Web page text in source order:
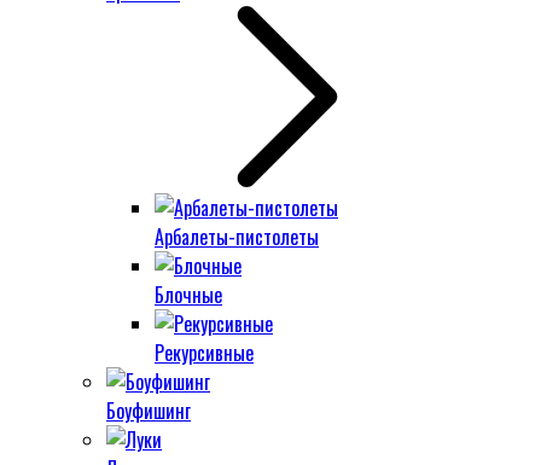
Арбалеты-пистолеты
Блочные
Рекурсивные
Боуфишинг